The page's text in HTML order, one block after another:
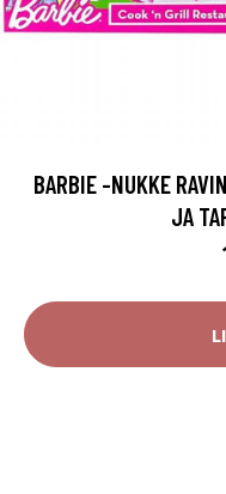
BARBIE -NUKKE
JA